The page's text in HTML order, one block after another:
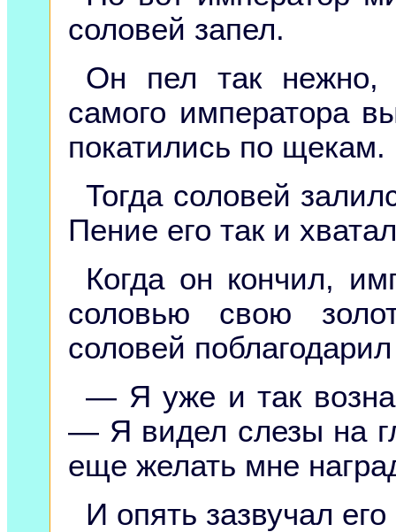
соловей запел.
Он пел так нежно,
самого императора
покатились по щекам.
Тогда соловей
Пение его так и
Когда он кончил,
соловью свою
соловей
— Я уже и так
— Я видел слезы на
еще желать мне
И опять зазвучал